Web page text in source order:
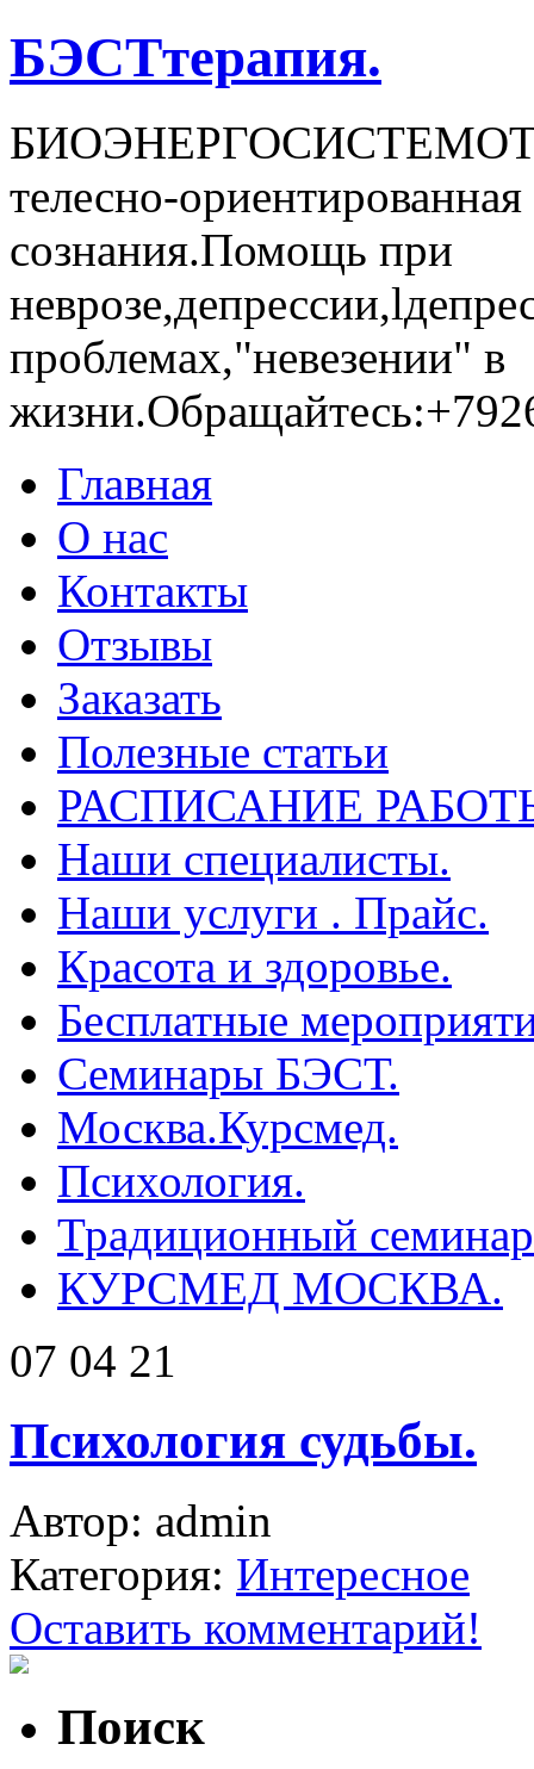
БЭСТтерапия.
телесно-
сознания.Помощь при
проблемах,"невезении" в
Главная
О нас
Контакты
Отзывы
Заказать
Полезные статьи
РАСПИСАНИЕ
Наши специалисты.
Наши услуги . Прайс.
Красота и здоровье.
Бесплатные
Семинары БЭСТ.
Москва.Курсмед.
Психология.
Традиционный
КУРСМЕД МОСКВА.
07 04 21
Психология судьбы.
Автор: admin
Категория: Интересное
Оставить комментарий!
Поиск